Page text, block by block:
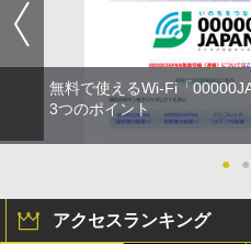
無料で使えるWi-Fi「
3つのポイント
● ●
アクセスランキング